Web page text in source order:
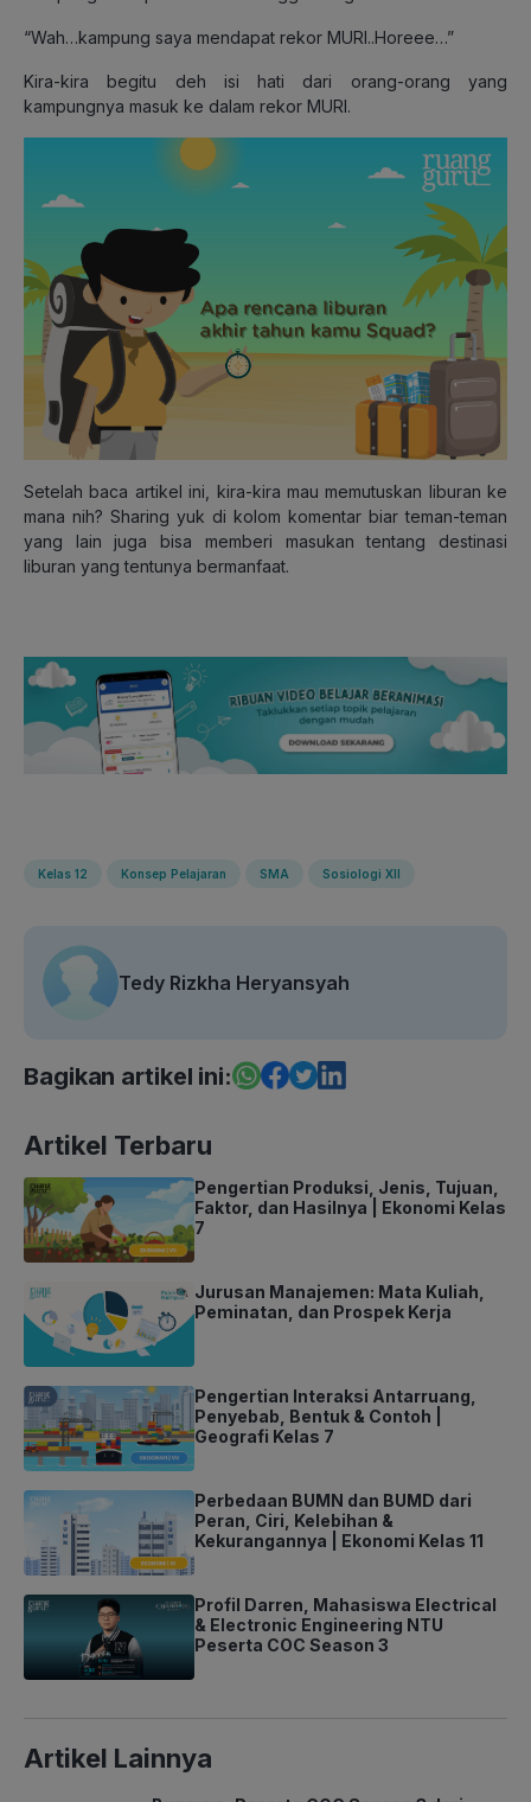
“Wah…kampung saya mendapat rekor MURI..Horeee…”
Kira-kira begitu deh isi hati dari orang-orang yang
kampungnya masuk ke dalam rekor MURI.
Setelah baca artikel ini, kira-kira mau memutuskan liburan ke
mana nih? Sharing yuk di kolom komentar biar teman-teman
yang lain juga bisa memberi masukan tentang destinasi
liburan yang tentunya bermanfaat.
Kelas 12 Konsep Pelajaran SMA Sosiologi XII
Tedy Rizkha Heryansyah
Bagikan artikel ini:
Artikel Terbaru
Pengertian Produksi, Jenis, Tujuan,
Faktor, dan Hasilnya | Ekonomi Kelas
7
Jurusan Manajemen: Mata Kuliah,
Peminatan, dan Prospek Kerja
Pengertian Interaksi Antarruang,
Penyebab, Bentuk & Contoh |
Geografi Kelas 7
Perbedaan BUMN dan BUMD dari
Peran, Ciri, Kelebihan &
Kekurangannya | Ekonomi Kelas 11
Profil Darren, Mahasiswa Electrical
& Electronic Engineering NTU
Peserta COC Season 3
Artikel Lainnya